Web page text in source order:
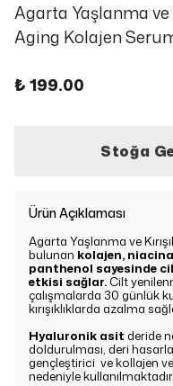
Agarta Yaşlanma ve
Aging Kolajen
₺ 199.00
Stoğa
Ürün Açıklaması
Agarta Yaşlanma ve
bulunan kolajen,
panthenol sayesinde
etkisi sağlar. Cilt
çalışmalarda 30 günlük
kırışıklıklarda azalma
Hyaluronik asit deride
doldurulması, deri
gençleştirici ve kollajen
nedeniyle kullanılmaktadır.